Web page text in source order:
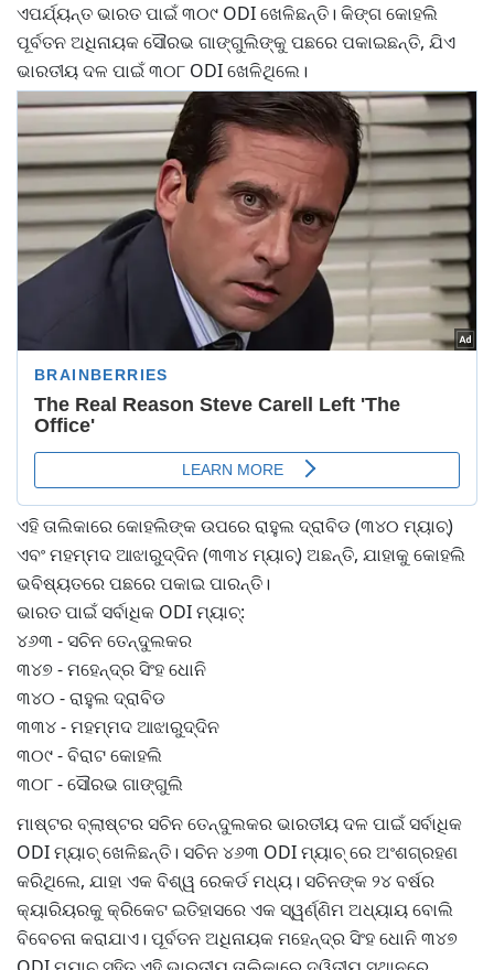
ଏପର୍ଯ୍ୟନ୍ତ ଭାରତ ପାଇଁ ୩୦୯ ODI ଖେଳିଛନ୍ତି। କିଙ୍ଗ କୋହଲି
ପୂର୍ବତନ ଅଧିନାୟକ ସୌରଭ ଗାଙ୍ଗୁଲିଙ୍କୁ ପଛରେ ପକାଇଛନ୍ତି, ଯିଏ
ଭାରତୀୟ ଦଳ ପାଇଁ ୩୦୮ ODI ଖେଳିଥିଲେ।
ଏହି ତାଲିକାରେ କୋହଲିଙ୍କ ଉପରେ ରାହୁଲ ଦ୍ରାବିଡ (୩୪୦ ମ୍ୟାଚ୍)
ଏବଂ ମହମ୍ମଦ ଆଝାରୁଦ୍ଦିନ (୩୩୪ ମ୍ୟାଚ୍) ଅଛନ୍ତି, ଯାହାକୁ କୋହଲି
ଭବିଷ୍ୟତରେ ପଛରେ ପକାଇ ପାରନ୍ତି।
ଭାରତ ପାଇଁ ସର୍ବାଧିକ ODI ମ୍ୟାଚ୍:
୪୬୩ - ସଚିନ ତେନ୍ଦୁଲକର
୩୪୭ - ମହେନ୍ଦ୍ର ସିଂହ ଧୋନି
୩୪୦ - ରାହୁଲ ଦ୍ରାବିଡ
୩୩୪ - ମହମ୍ମଦ ଆଝାରୁଦ୍ଦିନ
୩୦୯ - ବିରାଟ କୋହଲି
୩୦୮ - ସୌରଭ ଗାଙ୍ଗୁଲି
ମାଷ୍ଟର ବ୍ଲାଷ୍ଟର ସଚିନ ତେନ୍ଦୁଲକର ଭାରତୀୟ ଦଳ ପାଇଁ ସର୍ବାଧିକ
ODI ମ୍ୟାଚ୍ ଖେଳିଛନ୍ତି। ସଚିନ ୪୬୩ ODI ମ୍ୟାଚ୍ ରେ ଅଂଶଗ୍ରହଣ
କରିଥିଲେ, ଯାହା ଏକ ବିଶ୍ୱ ରେକର୍ଡ ମଧ୍ୟ। ସଚିନଙ୍କ ୨୪ ବର୍ଷର
କ୍ୟାରିୟରକୁ କ୍ରିକେଟ ଇତିହାସରେ ଏକ ସ୍ୱର୍ଣ୍ଣିମ ଅଧ୍ୟାୟ ବୋଲି
ବିବେଚନା କରାଯାଏ। ପୂର୍ବତନ ଅଧିନାୟକ ମହେନ୍ଦ୍ର ସିଂହ ଧୋନି ୩୪୭